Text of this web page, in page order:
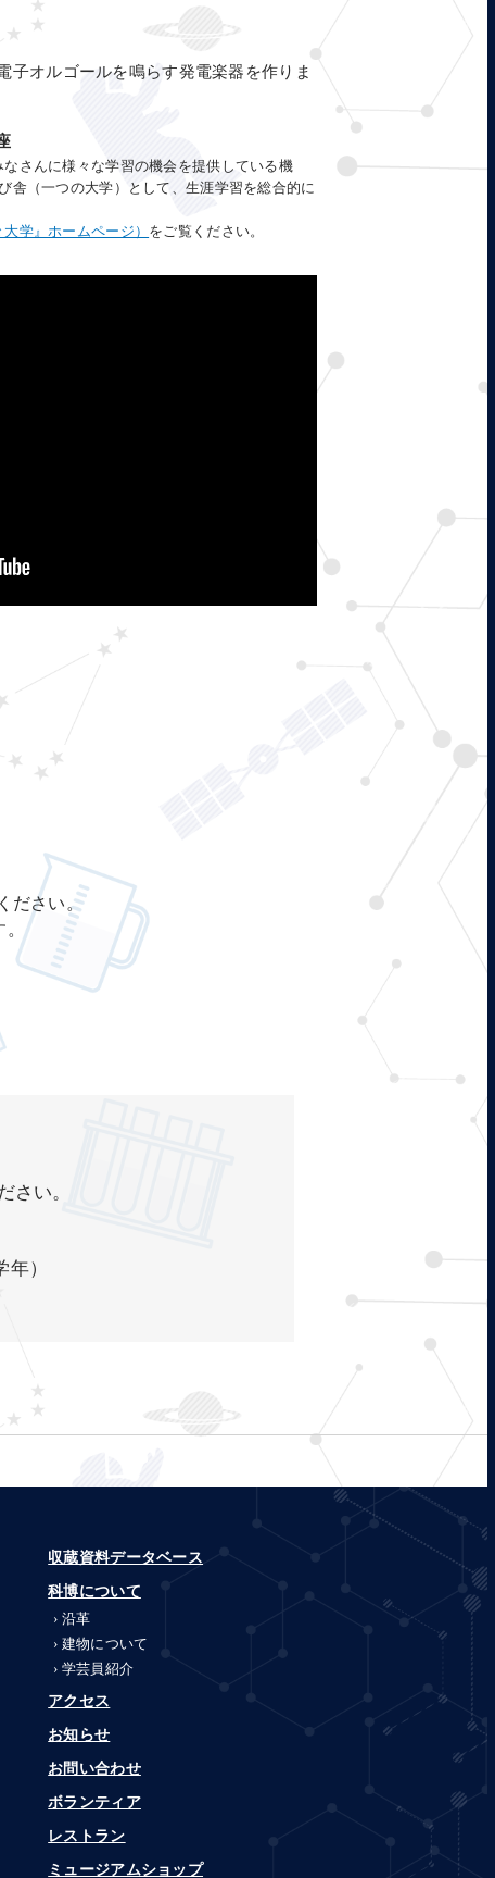
子オルゴールを鳴らす発電楽器を作りま
さんに様々な学習の機会を提供している機
舎（一つの大学）として、生涯学習を総合的に
学』ホームページ） をご覧ください。
ださい。
い。
）
収蔵資料データベース
科博について
沿革
建物について
学芸員紹介
アクセス
お知らせ
お問い合わせ
ボランティア
レストラン
ミュージアムショップ